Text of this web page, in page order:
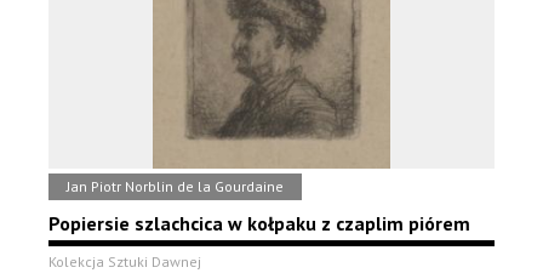
Jan Piotr Norblin de la Gourdaine
Popiersie szlachcica w kołpaku z czaplim piórem
Kolekcja Sztuki Dawnej